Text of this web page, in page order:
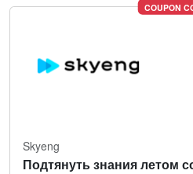
COUPON
Skyeng
Подтянуть знания летом